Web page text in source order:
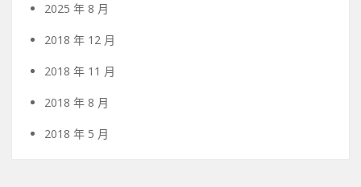
2025 年 8 月
2018 年 12 月
2018 年 11 月
2018 年 8 月
2018 年 5 月